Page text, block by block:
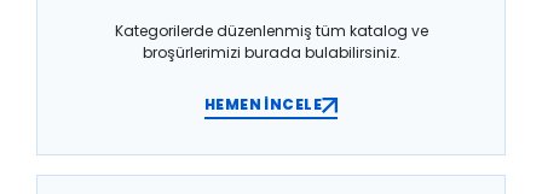
Kategorilerde düzenlenmiş tüm katalog ve
broşürlerimizi burada bulabilirsiniz.
HEMEN İNCELE